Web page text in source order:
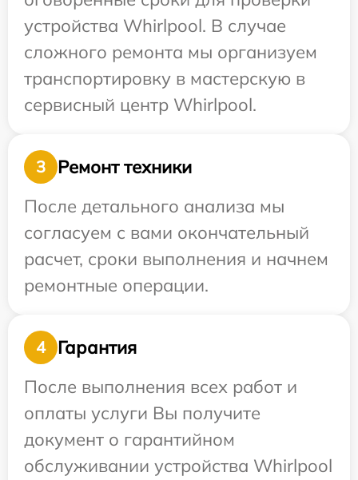
устройства Whirlpool. В случае
сложного ремонта мы организуем
транспортировку в мастерскую в
сервисный центр Whirlpool.
3
Ремонт техники
После детального анализа мы
согласуем с вами окончательный
расчет, сроки выполнения и начнем
ремонтные операции.
4
Гарантия
После выполнения всех работ и
оплаты услуги Вы получите
документ о гарантийном
обслуживании устройства Whirlpool